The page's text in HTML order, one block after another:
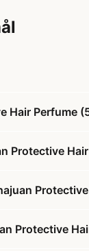
Hair Perfume
Protective
Protective